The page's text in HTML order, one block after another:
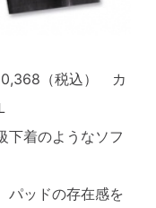
（税込） カ
下着のようなソフ
パッドの存在感を